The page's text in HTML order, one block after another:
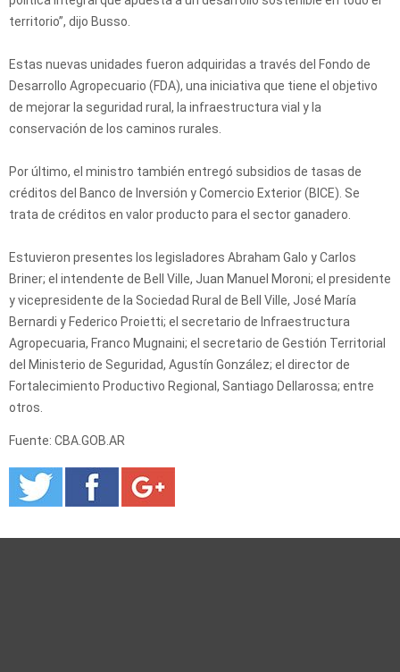
territorio”, dijo Busso.
Estas nuevas unidades fueron adquiridas a través del Fondo de
Desarrollo Agropecuario (FDA), una iniciativa que tiene el objetivo
de mejorar la seguridad rural, la infraestructura vial y la
conservación de los caminos rurales.
Por último, el ministro también entregó subsidios de tasas de
créditos del Banco de Inversión y Comercio Exterior (BICE). Se
trata de créditos en valor producto para el sector ganadero.
Estuvieron presentes los legisladores Abraham Galo y Carlos
Briner; el intendente de Bell Ville, Juan Manuel Moroni; el presidente
y vicepresidente de la Sociedad Rural de Bell Ville, José María
Bernardi y Federico Proietti; el secretario de Infraestructura
Agropecuaria, Franco Mugnaini; el secretario de Gestión Territorial
del Ministerio de Seguridad, Agustín González; el director de
Fortalecimiento Productivo Regional, Santiago Dellarossa; entre
otros.
Fuente: CBA.GOB.AR